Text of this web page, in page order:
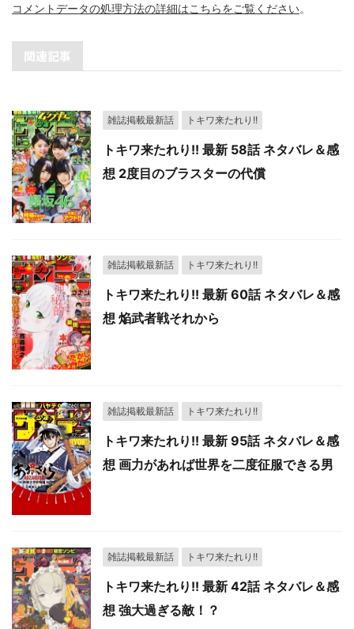
コメントデータの処理方法の詳細はこちらをご覧ください。
関連記事
雑誌掲載最新話 トキワ来たれり!!
トキワ来たれり!! 最新 58話 ネタバレ＆感
想 2度目のブラスターの代償
雑誌掲載最新話 トキワ来たれり!!
トキワ来たれり!! 最新 60話 ネタバレ＆感
想 焔武者戦それから
雑誌掲載最新話 トキワ来たれり!!
トキワ来たれり!! 最新 95話 ネタバレ＆感
想 画力があれば世界を二度征服できる男
雑誌掲載最新話 トキワ来たれり!!
トキワ来たれり!! 最新 42話 ネタバレ＆感
想 強大過ぎる敵！？